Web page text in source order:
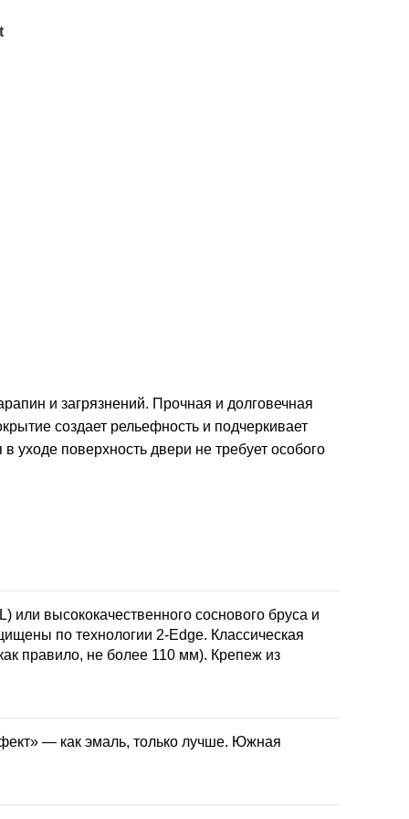
и загрязнений. Прочная и долговечная
создает рельефность и подчеркивает
поверхность двери не требует особого
высококачественного соснового бруса и
по технологии 2-Edge. Классическая
правило, не более 110 мм). Крепеж из
— как эмаль, только лучше. Южная